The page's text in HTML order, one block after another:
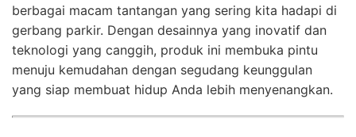
berbagai macam tantangan yang sering kita hadapi di
gerbang parkir. Dengan desainnya yang inovatif dan
teknologi yang canggih, produk ini membuka pintu
menuju kemudahan dengan segudang keunggulan
yang siap membuat hidup Anda lebih menyenangkan.